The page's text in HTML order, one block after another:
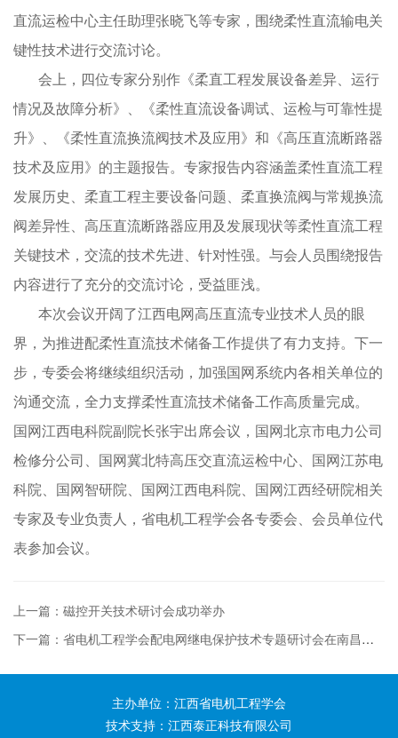
直流运检中心主任助理张晓飞等专家，围绕柔性直流输电关
键性技术进行交流讨论。
会上，四位专家分别作《柔直工程发展设备差异、运行
情况及故障分析》、《柔性直流设备调试、运检与可靠性提
升》、《柔性直流换流阀技术及应用》和《高压直流断路器
技术及应用》的主题报告。专家报告内容涵盖柔性直流工程
发展历史、柔直工程主要设备问题、柔直换流阀与常规换流
阀差异性、高压直流断路器应用及发展现状等柔性直流工程
关键技术，交流的技术先进、针对性强。与会人员围绕报告
内容进行了充分的交流讨论，受益匪浅。
本次会议开阔了江西电网高压直流专业技术人员的眼
界，为推进配柔性直流技术储备工作提供了有力支持。下一
步，专委会将继续组织活动，加强国网系统内各相关单位的
沟通交流，全力支撑柔性直流技术储备工作高质量完成。
国网江西电科院副院长张宇出席会议，国网北京市电力公司
检修分公司、国网冀北特高压交直流运检中心、国网江苏电
科院、国网智研院、国网江西电科院、国网江西经研院相关
专家及专业负责人，省电机工程学会各专委会、会员单位代
表参加会议。
上一篇：磁控开关技术研讨会成功举办
下一篇：省电机工程学会配电网继电保护技术专题研讨会在南昌召开
主办单位：江西省电机工程学会
技术支持：江西泰正科技有限公司